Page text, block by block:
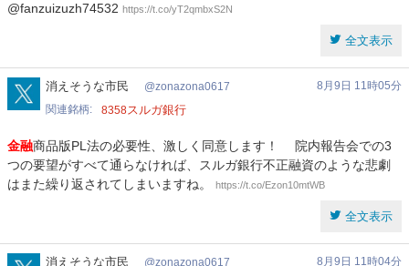
@fanzuizuzh74532 https://t.co/yT2qmbxS2N
全文表示
zonazona0617
消えそうな市民 zonazona0617
8月9日 11時05分
関連銘柄
8358スルガ銀行
金融商品版PL法の必要性、激しく同意します！ ️ 院内報告会での3
つの要望がすべて通らなければ、スルガ銀行不正融資のような悲劇
はまた繰り返されてしまいますね。
https://t.co/Ezon10mtWB
全文表示
zonazona0617
消えそうな市民 zonazona0617
8月9日 11時04分